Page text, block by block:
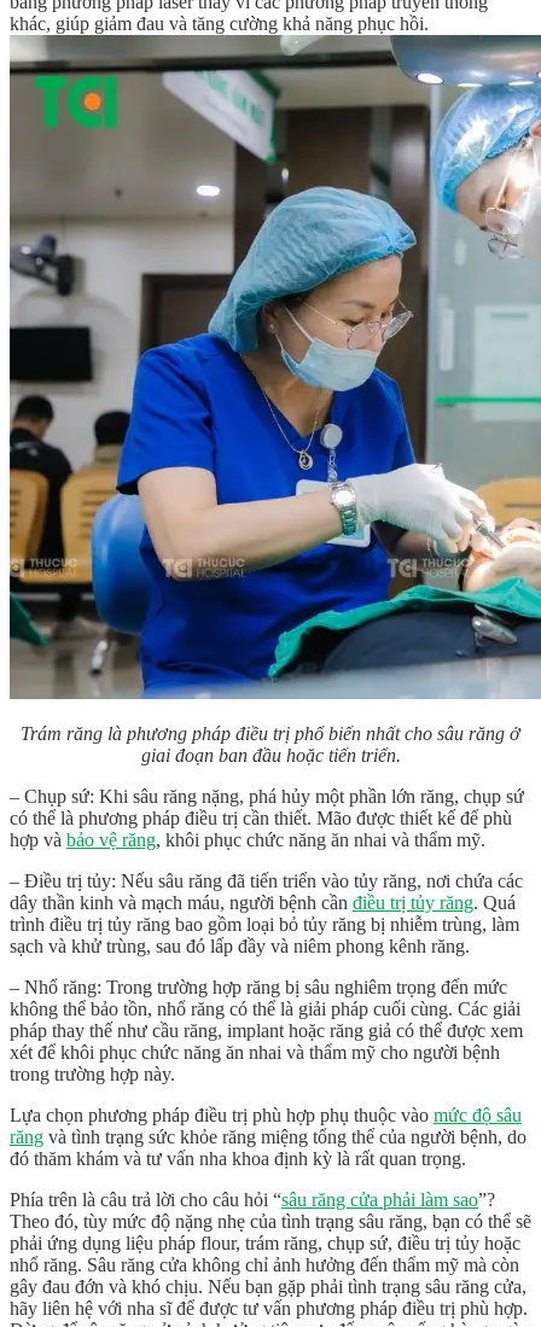
khác, giúp giảm đau và tăng cường khả năng phục hồi.
Trám răng là phương pháp điều trị phổ biến nhất cho sâu răng ở
giai đoạn ban đầu hoặc tiến triển.
– Chụp sứ: Khi sâu răng nặng, phá hủy một phần lớn răng, chụp sứ
có thể là phương pháp điều trị cần thiết. Mão được thiết kế để phù
hợp và bảo vệ răng, khôi phục chức năng ăn nhai và thẩm mỹ.
– Điều trị tủy: Nếu sâu răng đã tiến triển vào tủy răng, nơi chứa các
dây thần kinh và mạch máu, người bệnh cần điều trị tủy răng. Quá
trình điều trị tủy răng bao gồm loại bỏ tủy răng bị nhiễm trùng, làm
sạch và khử trùng, sau đó lấp đầy và niêm phong kênh răng.
– Nhổ răng: Trong trường hợp răng bị sâu nghiêm trọng đến mức
không thể bảo tồn, nhổ răng có thể là giải pháp cuối cùng. Các giải
pháp thay thế như cầu răng, implant hoặc răng giả có thể được xem
xét để khôi phục chức năng ăn nhai và thẩm mỹ cho người bệnh
trong trường hợp này.
Lựa chọn phương pháp điều trị phù hợp phụ thuộc vào mức độ sâu
răng và tình trạng sức khỏe răng miệng tổng thể của người bệnh, do
đó thăm khám và tư vấn nha khoa định kỳ là rất quan trọng.
Phía trên là câu trả lời cho câu hỏi “sâu răng cửa phải làm sao”?
Theo đó, tùy mức độ nặng nhẹ của tình trạng sâu răng, bạn có thể sẽ
phải ứng dụng liệu pháp flour, trám răng, chụp sứ, điều trị tủy hoặc
nhổ răng. Sâu răng cửa không chỉ ảnh hưởng đến thẩm mỹ mà còn
gây đau đớn và khó chịu. Nếu bạn gặp phải tình trạng sâu răng cửa,
hãy liên hệ với nha sĩ để được tư vấn phương pháp điều trị phù hợp.